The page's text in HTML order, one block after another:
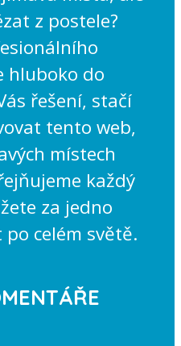
z postele?
hluboko do
řešení, stačí
tento web,
místech
každý
za jedno
celém světě.